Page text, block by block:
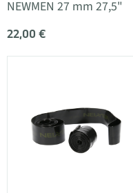
NEWMEN 27 mm 27,5"
22,00 €